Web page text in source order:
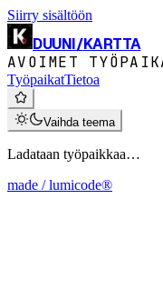
Siirry sisältöön
DUUNI/KARTTA
AVOIMET
TyöpaikatTietoa
Vaihda teema
Ladataan työpaikkaa…
made / lumicode®